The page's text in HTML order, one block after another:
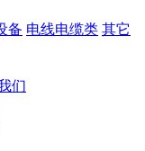
备 电线电缆类 其它
们